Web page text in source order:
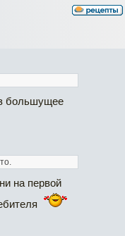
большущее
на первой